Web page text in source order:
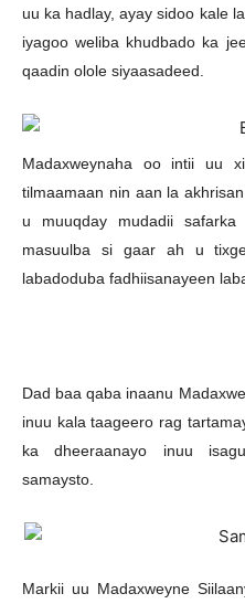
uu ka hadlay, ayay sidoo kale
iyagoo weliba khudbado ka
qaadin olole siyaasadeed.
Madaxweynaha oo intii uu
tilmaamaan nin aan la
u muuqday mudadii
masuulba si gaar ah u
labadoduba fadhiisanayeen
Dad baa qaba inaanu
inuu kala taageero rag
ka dheeraanayo inuu
samaysto.
Markii uu Madaxweyne